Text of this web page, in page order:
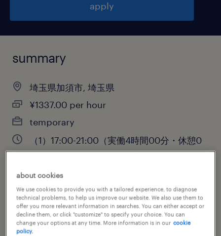
apply
summary
埼玉県加須市, 埼玉県
¥1337.00 per hour
temporary
（1）17:00-21:00（実働4時間00分・休憩0
分）,（2）18:00-22:00（実働4時間00分・
休憩0分）
job category
warehousing & distribution
about cookies
We use cookies to provide you with a tailored experience, to diagnose
technical problems, to help us improve our website. We also use them to
offer you more relevant information in searches. You can either accept or
decline them, or click "customize" to specify your choice. You can
change your options at any time. More information is in our cookie
policy.